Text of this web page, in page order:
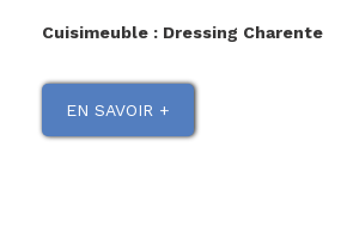
Cuisimeuble : Dressing Charente
EN SAVOIR +